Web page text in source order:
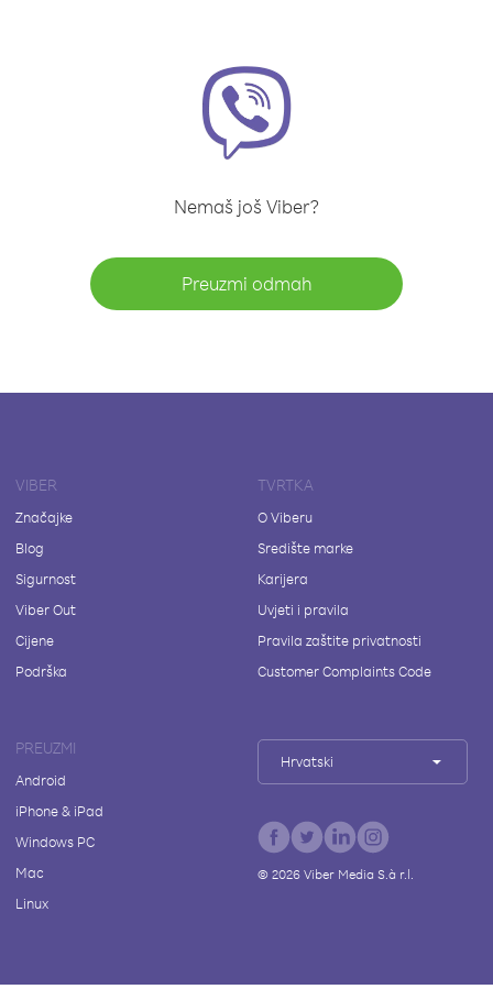
Nemaš još Viber?
Preuzmi odmah
VIBER
Značajke
Blog
Sigurnost
Viber Out
Cijene
Podrška
TVRTKA
O Viberu
Središte marke
Karijera
Uvjeti i pravila
Pravila zaštite privatnosti
Customer Complaints Code
PREUZMI
Android
iPhone & iPad
Windows PC
Mac
Linux
Hrvatski
© 2026Viber Media S.à r.l.